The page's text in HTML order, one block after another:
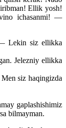
Ellik yosh!
ichasanmi! —
Lekin siz ellikka
Jelezniy ellikka
siz haqingizda
gaplashishimiz
bilmayman.